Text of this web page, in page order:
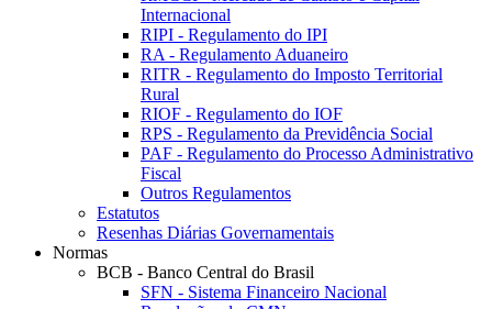
Internacional
RIPI - Regulamento do IPI
RA - Regulamento Aduaneiro
RITR - Regulamento do Imposto Territorial
Rural
RIOF - Regulamento do IOF
RPS - Regulamento da Previdência Social
PAF - Regulamento do Processo Administrativo
Fiscal
Outros Regulamentos
Estatutos
Resenhas Diárias Governamentais
Normas
BCB - Banco Central do Brasil
SFN - Sistema Financeiro Nacional